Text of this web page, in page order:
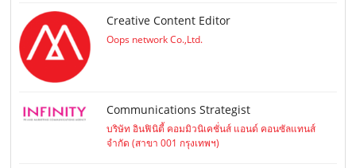
Creative Content Editor
Oops network Co.,Ltd.
Communications Strategist
บริษัท อินฟินิตี้ คอมมิวนิเคชั่นส์ แอนด์ คอนซัลแทนส์
จำกัด (สาขา 001 กรุงเทพฯ)